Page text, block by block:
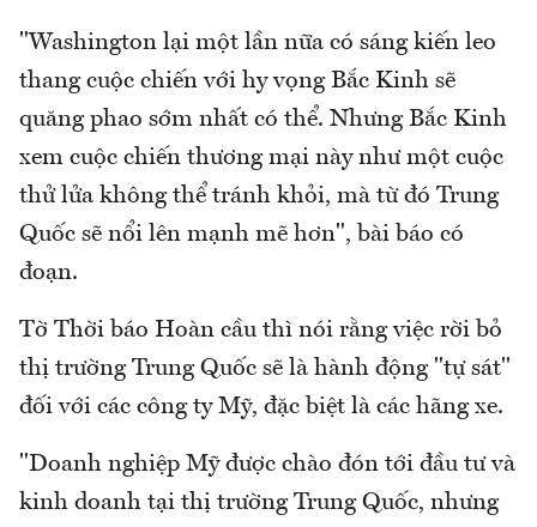
"Washington lại một lần nữa có sáng kiến leo
thang cuộc chiến với hy vọng Bắc Kinh sẽ
quăng phao sớm nhất có thể. Nhưng Bắc Kinh
xem cuộc chiến thương mại này như một cuộc
thử lửa không thể tránh khỏi, mà từ đó Trung
Quốc sẽ nổi lên mạnh mẽ hơn", bài báo có
đoạn.
Tờ Thời báo Hoàn cầu thì nói rằng việc rời bỏ
thị trường Trung Quốc sẽ là hành động "tự sát"
đối với các công ty Mỹ, đặc biệt là các hãng xe.
"Doanh nghiệp Mỹ được chào đón tới đầu tư và
kinh doanh tại thị trường Trung Quốc, nhưng